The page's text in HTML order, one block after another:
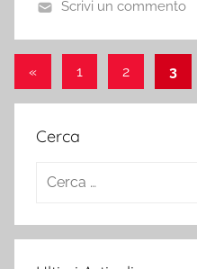
Scrivi un commento
Paginazione
degli
articoli
«Articolo
1 2 3
Cerca
Ricerca